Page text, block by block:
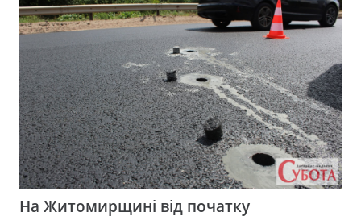
На Житомирщині від початку